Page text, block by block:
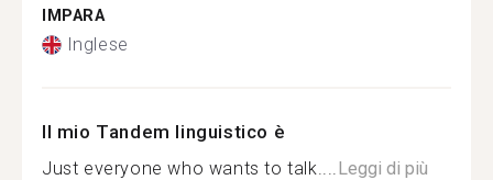
IMPARA
Inglese
Il mio Tandem linguistico è
Just everyone who wants to talk....Leggi di più